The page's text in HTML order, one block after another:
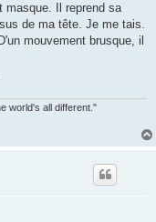
masque. Il reprend sa
de ma tête. Je me tais.
mouvement brusque, il
world's all different."